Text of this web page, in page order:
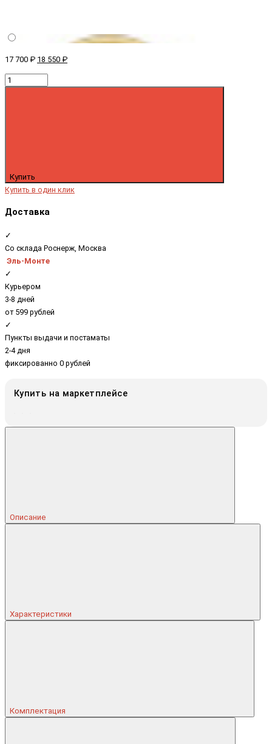
17 700 ₽ 18 550 ₽
Купить
Купить в один клик
Доставка
✓
Со склада Роснерж, Москва
Эль-Монте
✓
Курьером
3-8 дней
от 599 рублей
✓
Пункты выдачи и постаматы
2-4 дня
фиксированно 0 рублей
Купить на маркетплейсе
Описание
Характеристики
Комплектация